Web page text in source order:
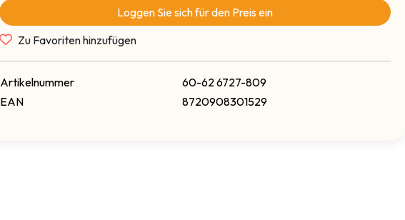
Loggen Sie sich für den Preis ein
Zu Favoriten hinzufügen
Artikelnummer
60-62 6727-809
EAN
8720908301529